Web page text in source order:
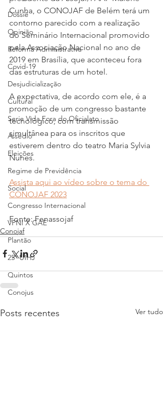
Dossiê
Opinião
Reforma Administrativa
Covid-19
Desjudicialização
Cultural
Serie Vida Fora do Oficialato
Assédio
Eleições
Regime de Previdência
Social
Congresso Internacional
VPNI X GAE
Plantão
25º UIHJ
Quintos
Conojus
Cunha, o CONOJAF de Belém terá um
contorno parecido com a realização
do Seminário Internacional promovido
pela Associação Nacional no ano de
2019 em Brasília, que aconteceu fora
das estruturas de um hotel.
A expectativa, de acordo com ele, é a
promoção de um congresso bastante
tecnológico, com transmissão
simultânea para os inscritos que
estiverem dentro do teatro Maria Sylvia
Nunes.
Assista aqui ao vídeo sobre o tema do
CONOJAF 2023
Fonte: Fenassojaf
Conojaf
Posts recentes Ver tudo